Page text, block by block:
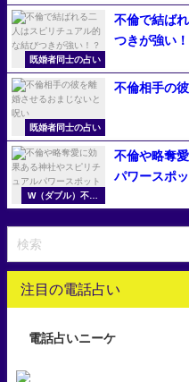
アル
既婚者同士の占い
不倫で結ば
つきが強い！
既婚者同士の占い
不倫相手の
W（ダブル）不倫
の無料占い
不倫や略奪
パワースポ
注目の電話占い
電話占いニーケ